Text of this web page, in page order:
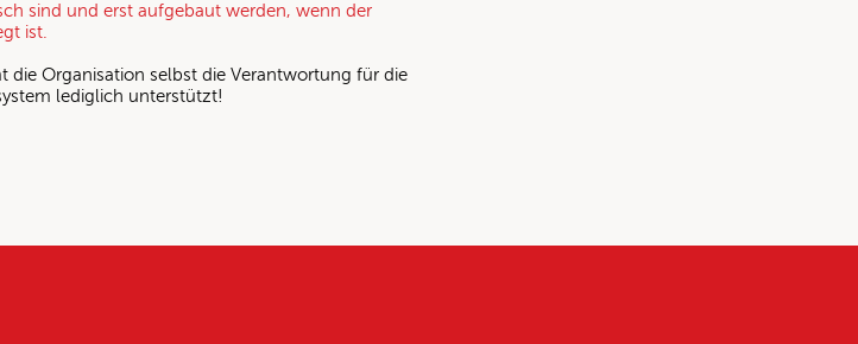
sind und erst aufgebaut werden, wenn der
ist.
Organisation selbst die Verantwortung für die
lediglich unterstützt!